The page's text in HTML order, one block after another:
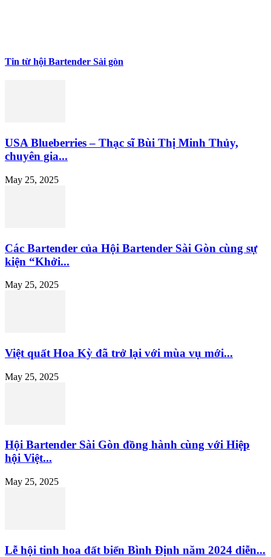
Tin từ hội Bartender Sài gòn
USA Blueberries – Thạc sĩ Bùi Thị Minh Thủy,
chuyên gia...
May 25, 2025
Các Bartender của Hội Bartender Sài Gòn cùng sự
kiện “Khởi...
May 25, 2025
Việt quất Hoa Kỳ đã trở lại với mùa vụ mới...
May 25, 2025
Hội Bartender Sài Gòn đồng hành cùng với Hiệp
hội Việt...
May 25, 2025
Lễ hội tinh hoa đất biển Bình Định năm 2024 diễn...